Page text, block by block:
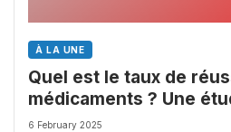
À LA UNE
Quel est le taux de
médicaments ? Une
chez les Big Pharmas
6 February 2025